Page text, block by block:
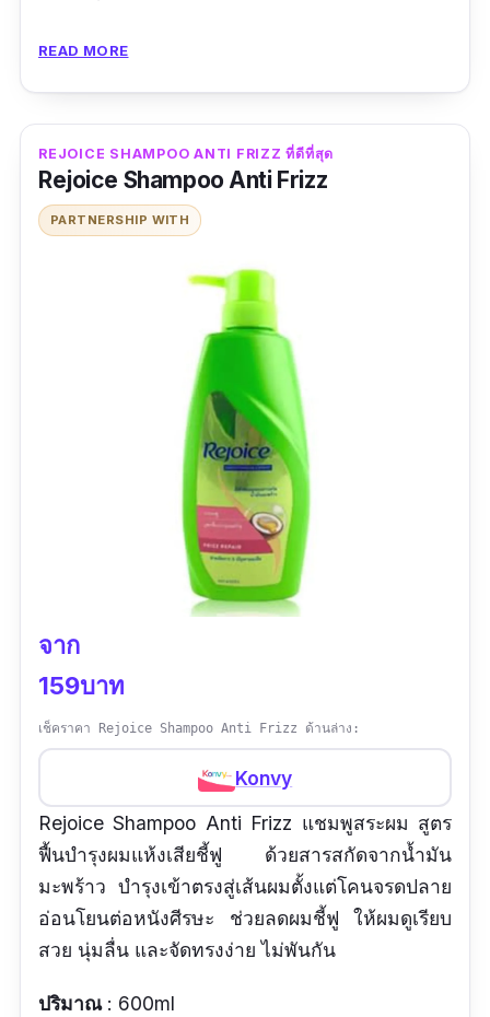
ข้อดี
เย็นสบายตอนสระ
ผมนุ่ม จัดทรงง่าย
ข้อเสีย
READ MORE
REJOICE SHAMPOO ANTI FRIZZ ที่ดีที่สุด
Rejoice Shampoo Anti Frizz
PARTNERSHIP WITH
จาก
159บาท
เช็คราคา Rejoice Shampoo Anti Frizz ด้านล่าง:
Konvy
Rejoice Shampoo Anti Frizz แชมพูสระผม สูตร
ฟื้นบำรุงผมแห้งเสียชี้ฟู ด้วยสารสกัดจากน้ำมัน
มะพร้าว บำรุงเข้าตรงสู่เส้นผมตั้งแต่โคนจรดปลาย
อ่อนโยนต่อหนังศีรษะ ช่วยลดผมชี้ฟู ให้ผมดูเรียบ
สวย นุ่มลื่น และจัดทรงง่าย ไม่พันกัน
ปริมาณ: 600ml